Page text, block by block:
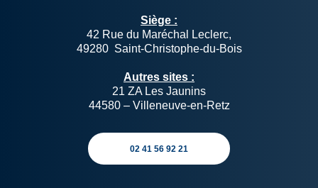
Siège :
42 Rue du Maréchal Leclerc,
49280 Saint-Christophe-du-Bois
Autres sites :
21 ZA Les Jaunins
44580 – Villeneuve-en-Retz
02 41 56 92 21